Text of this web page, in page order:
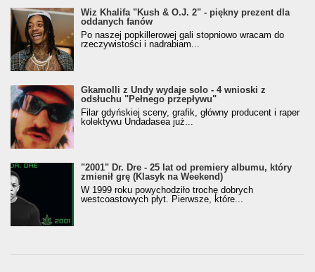
Wiz Khalifa "Kush & O.J. 2" - piękny prezent dla
oddanych fanów
Po naszej popkillerowej gali stopniowo wracam do
rzeczywistości i nadrabiam...
Gkamolli z Undy wydaje solo - 4 wnioski z
odsłuchu "Pełnego przepływu"
Filar gdyńskiej sceny, grafik, główny producent i raper
kolektywu Undadasea już...
"2001" Dr. Dre - 25 lat od premiery albumu, który
zmienił grę (Klasyk na Weekend)
W 1999 roku powychodziło trochę dobrych
westcoastowych płyt. Pierwsze, które...